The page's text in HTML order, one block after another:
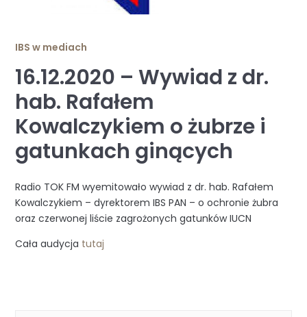
IBS w mediach
16.12.2020 – Wywiad z dr.
hab. Rafałem
Kowalczykiem o żubrze i
gatunkach ginących
Radio TOK FM wyemitowało wywiad z dr. hab. Rafałem
Kowalczykiem – dyrektorem IBS PAN – o ochronie żubra
oraz czerwonej liście zagrożonych gatunków IUCN
Cała audycja tutaj